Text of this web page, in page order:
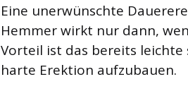
Eine unerwünschte
Hemmer wirkt nur dann,
Vorteil ist das bereits leichte
harte Erektion aufzubauen.